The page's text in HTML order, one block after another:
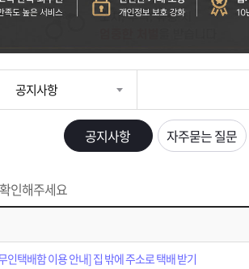
공지사항
공지사항 자주묻는 질문
인해주세요
인택배함 이용 안내] 집 밖에 주소로 택배 받기